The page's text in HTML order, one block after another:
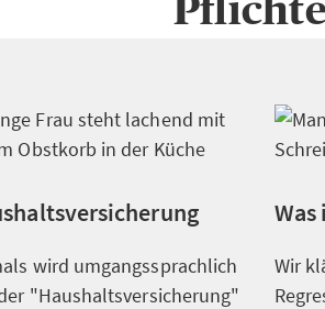
wird umgangssprachlich
"Haushaltsversicherung"
Was
Wir